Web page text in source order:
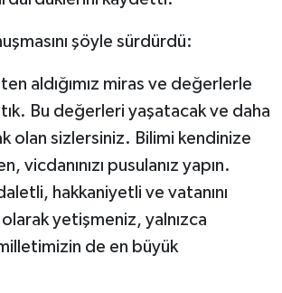
şöyle sürdürdü:
aldığımız miras ve değerlerle
Bu değerleri yaşatacak ve daha
olan sizlersiniz. Bilimi kendinize
vicdanınızı pusulanız yapın.
hakkaniyetli ve vatanını
yetişmeniz, yalnızca
de en büyük